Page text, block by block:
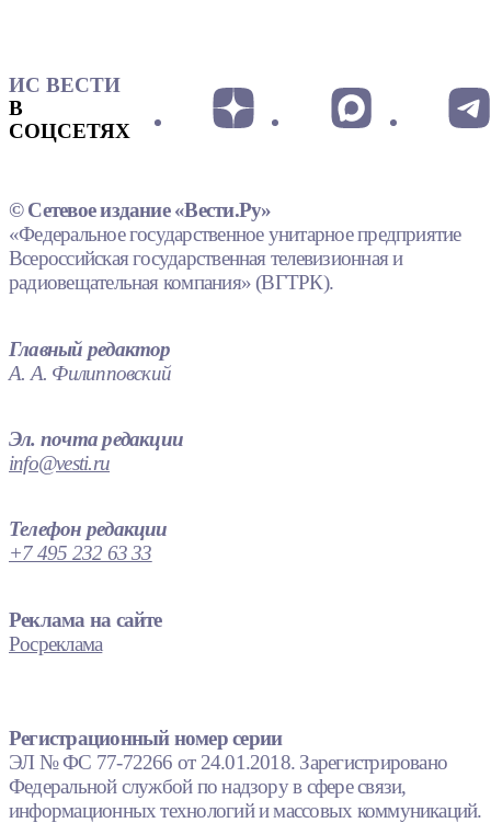
ИС ВЕСТИ
В
СОЦСЕТЯХ
© Сетевое издание «Вести.Ру»
«Федеральное государственное унитарное предприятие
Всероссийская государственная телевизионная и
радиовещательная компания» (ВГТРК).
Главный редактор
А. А. Филипповский
Эл. почта редакции
info@vesti.ru
Телефон редакции
+7 495 232 63 33
Реклама на сайте
Росреклама
Регистрационный номер серии
ЭЛ № ФС 77-72266 от 24.01.2018. Зарегистрировано
Федеральной службой по надзору в сфере связи,
информационных технологий и массовых коммуникаций.